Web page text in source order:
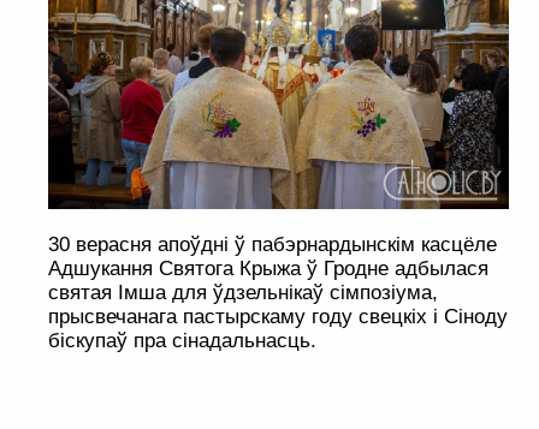
30 верасня апоўдні ў пабэрнардынскім касцёле
Адшукання Святога Крыжа ў Гродне адбылася
святая Імша для ўдзельнікаў сімпозіума,
прысвечанага пастырскаму году свецкіх і Сіноду
біскупаў пра сінадальнасць.